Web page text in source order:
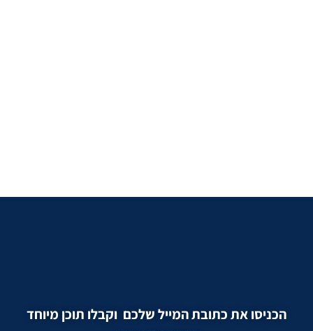
הכניסו את כתובת המייל שלכם וקבלו תוכן מיוחד